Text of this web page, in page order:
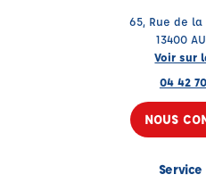
65, Rue de
13400
Voir sur
04 42
NOUS